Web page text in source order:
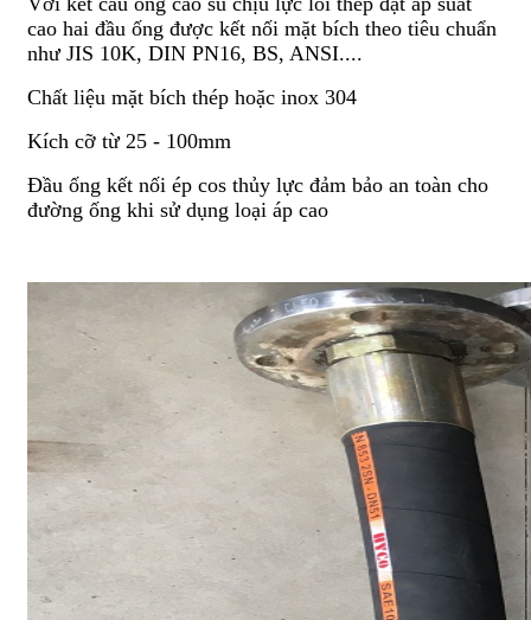
cao hai đầu ống được kết nối mặt bích theo tiêu chuẩn
như JIS 10K, DIN PN16, BS, ANSI....
Chất liệu mặt bích thép hoặc inox 304
Kích cỡ từ 25 - 100mm
Đầu ống kết nối ép cos thủy lực đảm bảo an toàn cho
đường ống khi sử dụng loại áp cao